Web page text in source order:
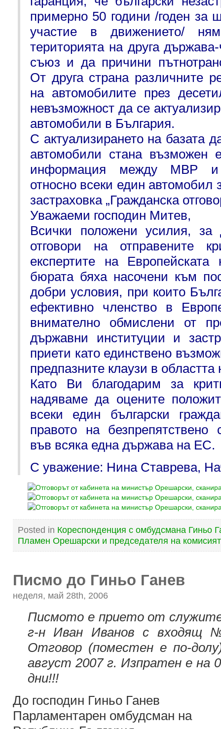
примерно 50 години /годен за
участие в движението/
територията на друга
съюз и да причини
От друга страна различните
на автомобилите през
невъзможност да се
автомобили в България.
С актуализирането на базата
автомобили стана възможен
информация между МВР и
относно всеки един автомобил
застраховка „Гражданска
Уважаеми господин Митев,
Всички положени усилия,
отговори на отправените
експертите на
бюрата бяха насочени към
добри условия, при които
ефективно членство в
внимателно обмислени от
държавни институции и
приети като единствено
предпазните клаузи в
Като Ви благодарим за
надяваме да оцените
всеки един български
правото на безпрепятствено
във всяка една държава на ЕС.
С уважение: Нина Ставрева,
Posted in Кореспонденция с омбудсмана Гиньо
Пламен Орешарски и председателя на комисият
Писмо до Гиньо Ганев
неделя, май 28th, 2006
Писмото е прието от
г-н Иван Иванов с входящ
Отговор (поместен е по-
август 2007 г. Изпратен е на
дни!!!
До господин Гиньо Ганев
Парламентарен омбудсман на